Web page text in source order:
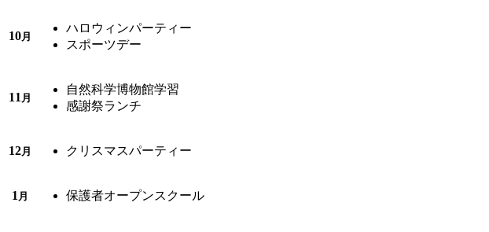
10月
ハロウィンパーティー
スポーツデー
11 月
自然科学博物館学習
感謝祭ランチ
12月 クリスマスパーティー
1 月 保護者オープンスクール